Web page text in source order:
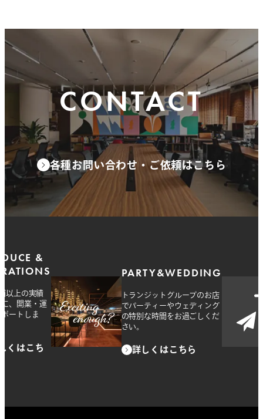
CONTACT
各種お問い合わせ・ご依頼はこちら
&
以上の実績
、開業・運
ートしま
くはこち
PARTY&WEDDING
トランジットグループのお店
でパーティーやウェディング
の特別な時間をお過ごしくだ
さい。
詳しくはこちら